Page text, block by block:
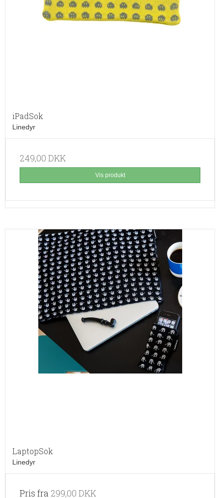
iPadSok
Linedyr
249,00 DKK
Vis produkt
LaptopSok
Linedyr
Pris fra 299,00 DKK